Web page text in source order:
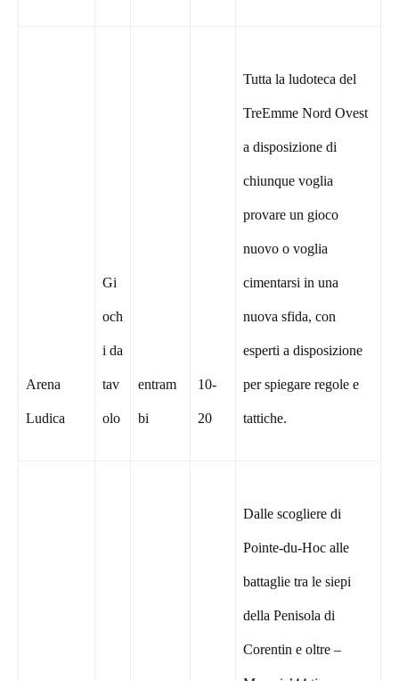
Arena
Ludica
Gi
och
i da
tav
olo
entram
bi
10-
20
Tutta la ludoteca del
TreEmme Nord Ovest
a disposizione di
chiunque voglia
provare un gioco
nuovo o voglia
cimentarsi in una
nuova sfida, con
esperti a disposizione
per spiegare regole e
tattiche.
Dalle scogliere di
Pointe-du-Hoc alle
battaglie tra le siepi
della Penisola di
Corentin e oltre –